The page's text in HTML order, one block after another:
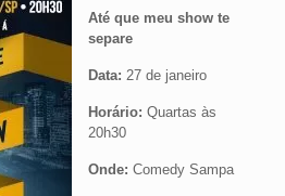
Até que meu show te
separe
Data: 27 de janeiro
Horário: Quartas às
20h30
Onde: Comedy Sampa